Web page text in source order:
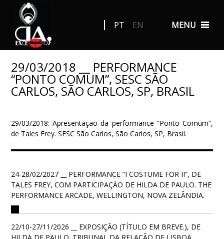
MENU
PT EN
29/03/2018 __ PERFORMANCE
“PONTO COMUM”, SESC SÃO
CARLOS, SÃO CARLOS, SP, BRASIL
29/03/2018: Apresentação da performance “Ponto Comum”,
de Tales Frey. SESC São Carlos, São Carlos, SP, Brasil.
24-28/02/2027 __ PERFORMANCE “I COSTUME FOR II”, DE
TALES FREY, COM PARTICIPAÇÃO DE HILDA DE PAULO. THE
PERFORMANCE ARCADE, WELLINGTON, NOVA ZELÂNDIA.
22/10-27/11/2026 __ EXPOSIÇÃO (TÍTULO EM BREVE.), DE